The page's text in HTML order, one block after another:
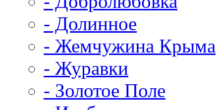
- Долинное
- Жемчужина Крыма
- Журавки
- Золотое Поле